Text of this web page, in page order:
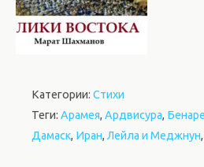
Категории: Стихи
Теги: Арамея, Ардвисура,
Дамаск, Иран, Лейла и Меджнун,